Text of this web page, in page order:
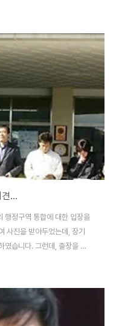
고, 마치 이를 비웃기라도 하
찬성하라고 홍보하는 현수
와는 절대로 통합해서는 안 된
우리가 손해다.” 지역마다 입
있습니다. 지난 9월 말 자율통
...
행정구역 통합에 대한 입장을
사진을 받아두었는데, 장기
였습니다. 그런데, 출장을 다
안 지역에서 처음 공개적으
통해서라도 기자회견 소식을
20일(화) 오전 10시 함안군
입장'을 발표하는 기자회견